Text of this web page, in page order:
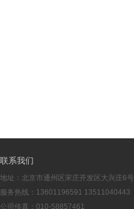
联系我们
地址：北京市通州区宋庄开发区大兴庄6号
服务热线：13601196591 13511040443
公司传真：010-58857461